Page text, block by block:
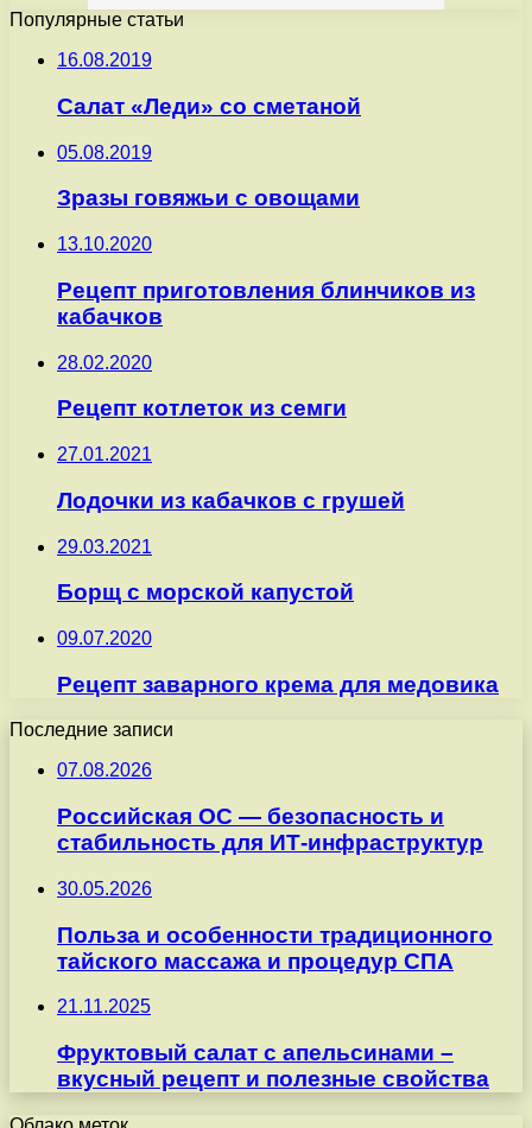
Популярные статьи
16.08.2019
Салат «Леди» со сметаной
05.08.2019
Зразы говяжьи с овощами
13.10.2020
Рецепт приготовления блинчиков из
кабачков
28.02.2020
Рецепт котлеток из семги
27.01.2021
Лодочки из кабачков с грушей
29.03.2021
Борщ с морской капустой
09.07.2020
Рецепт заварного крема для медовика
Последние записи
07.08.2026
Российская ОС — безопасность и
стабильность для ИТ-инфраструктур
30.05.2026
Польза и особенности традиционного
тайского массажа и процедур СПА
21.11.2025
Фруктовый салат с апельсинами –
вкусный рецепт и полезные свойства